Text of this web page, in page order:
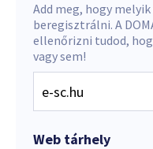
Add meg, hogy
beregisztrálni. A
ellenőrizni tudod,
vagy sem!
Web tárhely